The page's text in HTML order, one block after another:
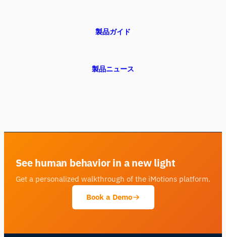
製品ガイド
製品ニュース
See human behavior in a new light
Get a personalized walkthrough of the iMotions platform.
Book a Demo